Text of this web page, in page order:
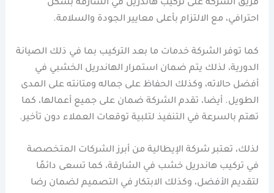
فريق الشركة على تركيب هاندريل في الشارقة بشكل
احترافي، مع الالتزام بأعلى معايير الجودة والسلامة.
كما توفر الشركة خدمات ما بعد التركيب بما في ذلك الصيانة
الدورية، لذلك يتم ضمان استمرار الهاندريل الخشبي في
أفضل حالاته، وكذلك الحفاظ على جماله ومتانته على المدى
الطويل. أيضا، تقدم الشركة ضمان على جميع أعمالها، كما
تهتم بالسرعة في التنفيذ لتلبية توقعات العملاء دون تأخير.
لذلك، تعتبر شركة الإيطالية من أبرز الشركات المتخصصة
في تركيب هاندريل خشب في الشارقة، كما تسعى دائمًا
لتقديم الأفضل، وكذلك الابتكار في التصميم لضمان رضا